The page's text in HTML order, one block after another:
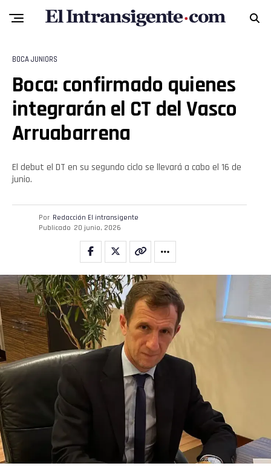
BOCA JUNIORS
Boca: confirmado quienes
integrarán el CT del Vasco
Arruabarrena
El debut el DT en su segundo ciclo se llevará a cabo el 16 de
junio.
Por Redacción El intransigente
Publicado 20 junio, 2026
Reddit
Pinterest
Whatsapp